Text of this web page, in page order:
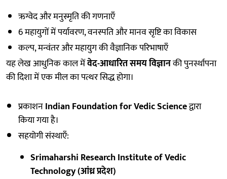
ऋग्वेद और मनुस्मृति की गणनाएँ
6 महायुगों में पर्यावरण, वनस्पति और मानव सृष्टि का विकास
कल्प, मन्वंतर और महायुग की वैज्ञानिक परिभाषाएँ
यह लेख आधुनिक काल मेंवेद-आधारित समय विज्ञानकी पुनर्स्थापना
की दिशा में एक मील का पत्थर सिद्ध होगा।
प्रकाशनIndian Foundation for Vedic Scienceद्वारा
किया गया है।
सहयोगी संस्थाएँ:
Srimaharshi Research Institute of Vedic
Technology (आंध्र प्रदेश)